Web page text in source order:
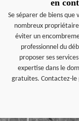
en
Se séparer de biens que
nombreux
éviter un
professionnel du
proposer ses
expertise dans le
gratuites. Contactez-le